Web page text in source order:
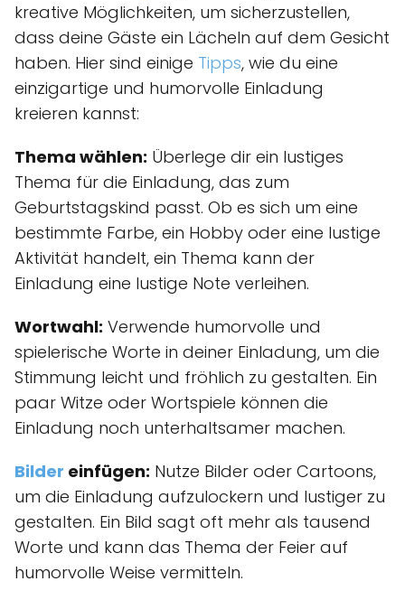
kreative Möglichkeiten, um sicherzustellen,
dass deine Gäste ein Lächeln auf dem Gesicht
haben. Hier sind einige Tipps, wie du eine
einzigartige und humorvolle Einladung
kreieren kannst:
Thema wählen: Überlege dir ein lustiges
Thema für die Einladung, das zum
Geburtstagskind passt. Ob es sich um eine
bestimmte Farbe, ein Hobby oder eine lustige
Aktivität handelt, ein Thema kann der
Einladung eine lustige Note verleihen.
Wortwahl: Verwende humorvolle und
spielerische Worte in deiner Einladung, um die
Stimmung leicht und fröhlich zu gestalten. Ein
paar Witze oder Wortspiele können die
Einladung noch unterhaltsamer machen.
Bilder einfügen: Nutze Bilder oder Cartoons,
um die Einladung aufzulockern und lustiger zu
gestalten. Ein Bild sagt oft mehr als tausend
Worte und kann das Thema der Feier auf
humorvolle Weise vermitteln.